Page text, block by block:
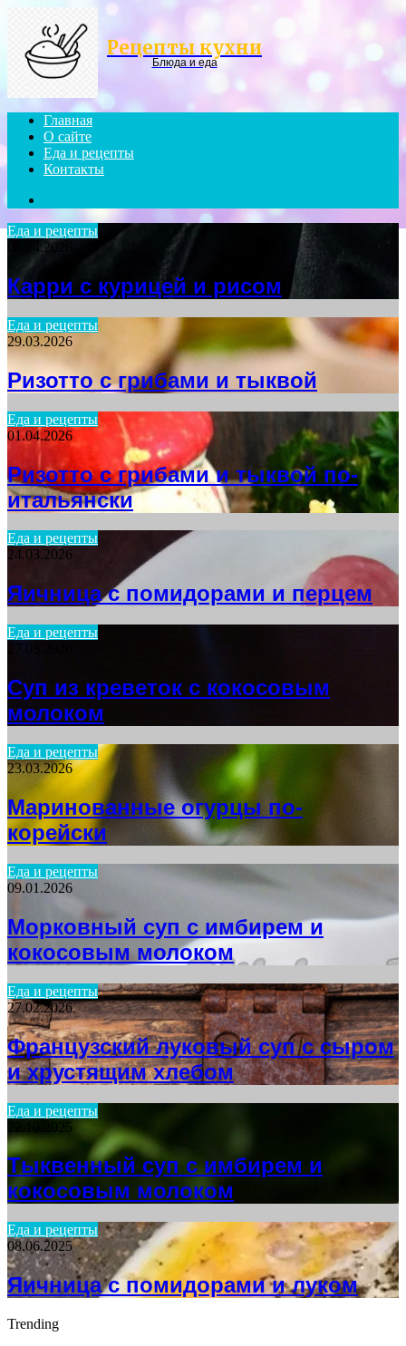
Рецепты кухни
Блюда и еда
Главная
О сайте
Еда и рецепты
Контакты
Еда и рецепты
08.04.2026
Карри с курицей и рисом
Еда и рецепты
29.03.2026
Ризотто с грибами и тыквой
Еда и рецепты
01.04.2026
Ризотто с грибами и тыквой по-
итальянски
Еда и рецепты
24.03.2026
Яичница с помидорами и перцем
Еда и рецепты
Суп из креветок с кокосовым
молоком
Еда и рецепты
23.03.2026
Маринованные огурцы по-
корейски
Еда и рецепты
09.01.2026
Морковный суп с имбирем и
кокосовым молоком
Еда и рецепты
27.02.2026
Французский луковый суп с сыром
и хрустящим хлебом
Еда и рецепты
22.10.2025
Тыквенный суп с имбирем и
кокосовым молоком
Еда и рецепты
08.06.2025
Яичница с помидорами и луком
Trending